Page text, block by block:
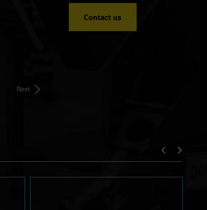
Contact us
Next